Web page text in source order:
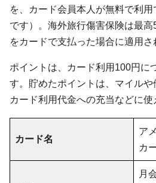
を、カード会員本人が無料で利
です）。海外旅行傷害保険は最
をカードで支払った場合に適用さ
ポイントは、カード利用100円に
す。貯めたポイントは、マイルや
カード利用代金への充当などに使
カード名
ア
カ
月